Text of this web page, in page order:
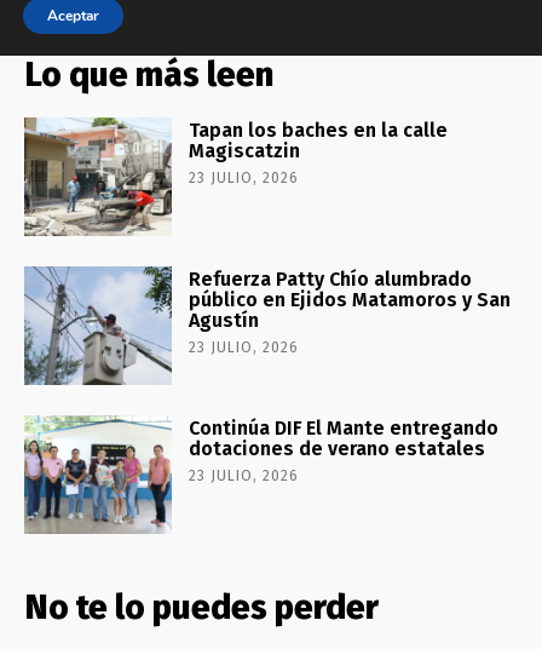
Lo que más leen
Tapan los baches en la calle
Magiscatzin
23 JULIO, 2026
Refuerza Patty Chío alumbrado
público en Ejidos Matamoros y San
Agustín
23 JULIO, 2026
Continúa DIF El Mante entregando
dotaciones de verano estatales
23 JULIO, 2026
No te lo puedes perder